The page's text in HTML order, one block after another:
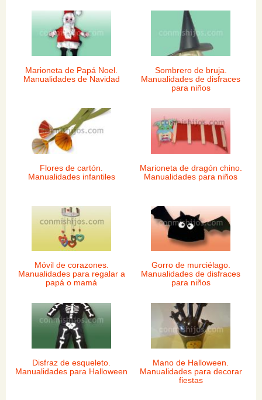
Marioneta de Papá Noel.
Manualidades de Navidad
Sombrero de bruja.
Manualidades de disfraces
para niños
Flores de cartón.
Manualidades infantiles
Marioneta de dragón chino.
Manualidades para niños
Móvil de corazones.
Manualidades para regalar a
papá o mamá
Gorro de murciélago.
Manualidades de disfraces
para niños
Disfraz de esqueleto.
Manualidades para Halloween
Mano de Halloween.
Manualidades para decorar
fiestas